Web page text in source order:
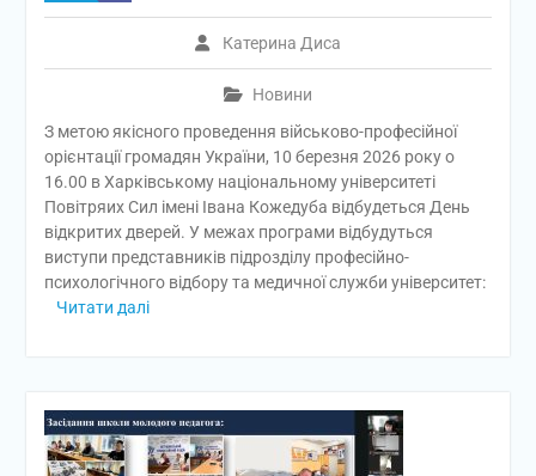
Катерина Диса
Новини
З метою якісного проведення військово-професійної
орієнтації громадян України, 10 березня 2026 року о
16.00 в Харківському національному університеті
Повітряих Сил імені Івана Кожедуба відбудеться День
відкритих дверей. У межах програми відбудуться
виступи представників підрозділу професійно-
психологічного відбору та медичної служби університет:
Читати далі